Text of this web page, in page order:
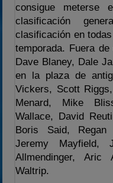
consigue
clasificación
clasificación en
temporada. Fuera
Dave Blaney, Dale
en la plaza de
Vickers, Scott
Menard, Mike
Wallace, David
Boris Said,
Jeremy Mayfield,
Allmendinger, Aric
Waltrip.